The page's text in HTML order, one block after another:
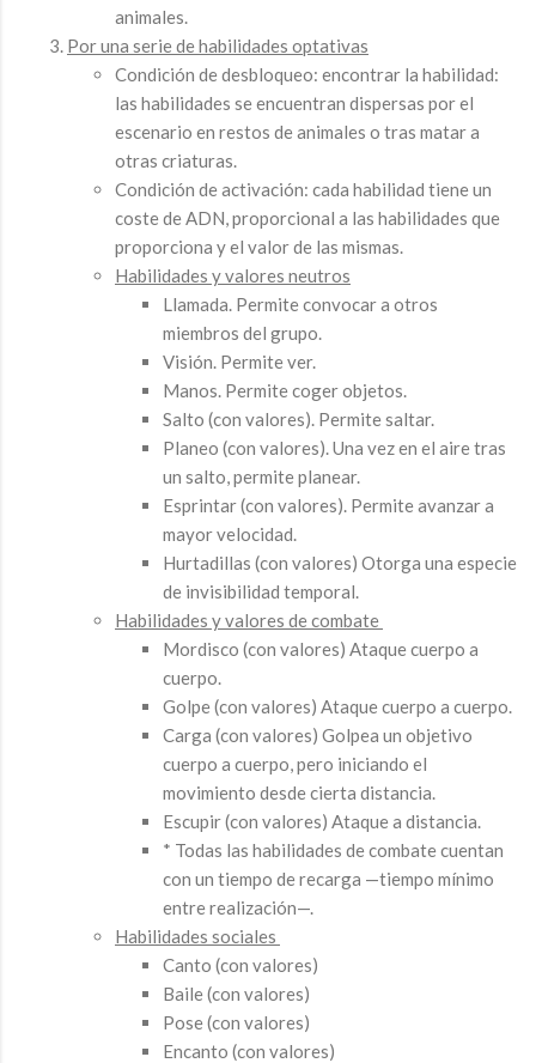
animales.
Por una serie de habilidades optativas
Condición de desbloqueo: encontrar la habilidad:
las habilidades se encuentran dispersas por el
escenario en restos de animales o tras matar a
otras criaturas.
Condición de activación: cada habilidad tiene un
coste de ADN, proporcional a las habilidades que
proporciona y el valor de las mismas.
Habilidades y valores neutros
Llamada. Permite convocar a otros
miembros del grupo.
Visión. Permite ver.
Manos. Permite coger objetos.
Salto (con valores). Permite saltar.
Planeo (con valores). Una vez en el aire tras
un salto, permite planear.
Esprintar (con valores). Permite avanzar a
mayor velocidad.
Hurtadillas (con valores) Otorga una especie
de invisibilidad temporal.
Habilidades y valores de combate
Mordisco (con valores) Ataque cuerpo a
cuerpo.
Golpe (con valores) Ataque cuerpo a cuerpo.
Carga (con valores) Golpea un objetivo
cuerpo a cuerpo, pero iniciando el
movimiento desde cierta distancia.
Escupir (con valores) Ataque a distancia.
* Todas las habilidades de combate cuentan
con un tiempo de recarga —tiempo mínimo
entre realización—.
Habilidades sociales
Canto (con valores)
Baile (con valores)
Pose (con valores)
Encanto (con valores)